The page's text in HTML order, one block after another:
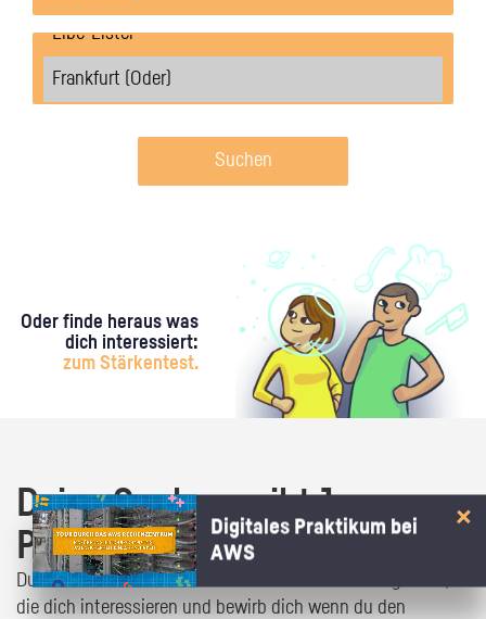
Suchen
Oder finde heraus was
dich interessiert:
zum Stärkentest.
Deine Suche ergibt 1
Praktikumsangebot!
Du bist fast da! Klick dich durch die Praktikumsangebote,
die dich interessieren und bewirb dich wenn du den
Digitales Praktikum bei
AWS